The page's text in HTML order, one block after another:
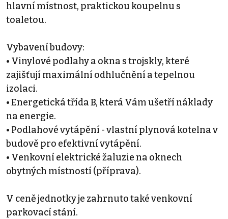
hlavní místnost, praktickou koupelnu s
toaletou.
Vybavení budovy:
• Vinylové podlahy a okna s trojskly, které
zajišťují maximální odhlučnění a tepelnou
izolaci.
• Energetická třída B, která Vám ušetří náklady
na energie.
• Podlahové vytápění - vlastní plynová kotelna v
budově pro efektivní vytápění.
• Venkovní elektrické žaluzie na oknech
obytných místností (příprava).
V ceně jednotky je zahrnuto také venkovní
parkovací stání.